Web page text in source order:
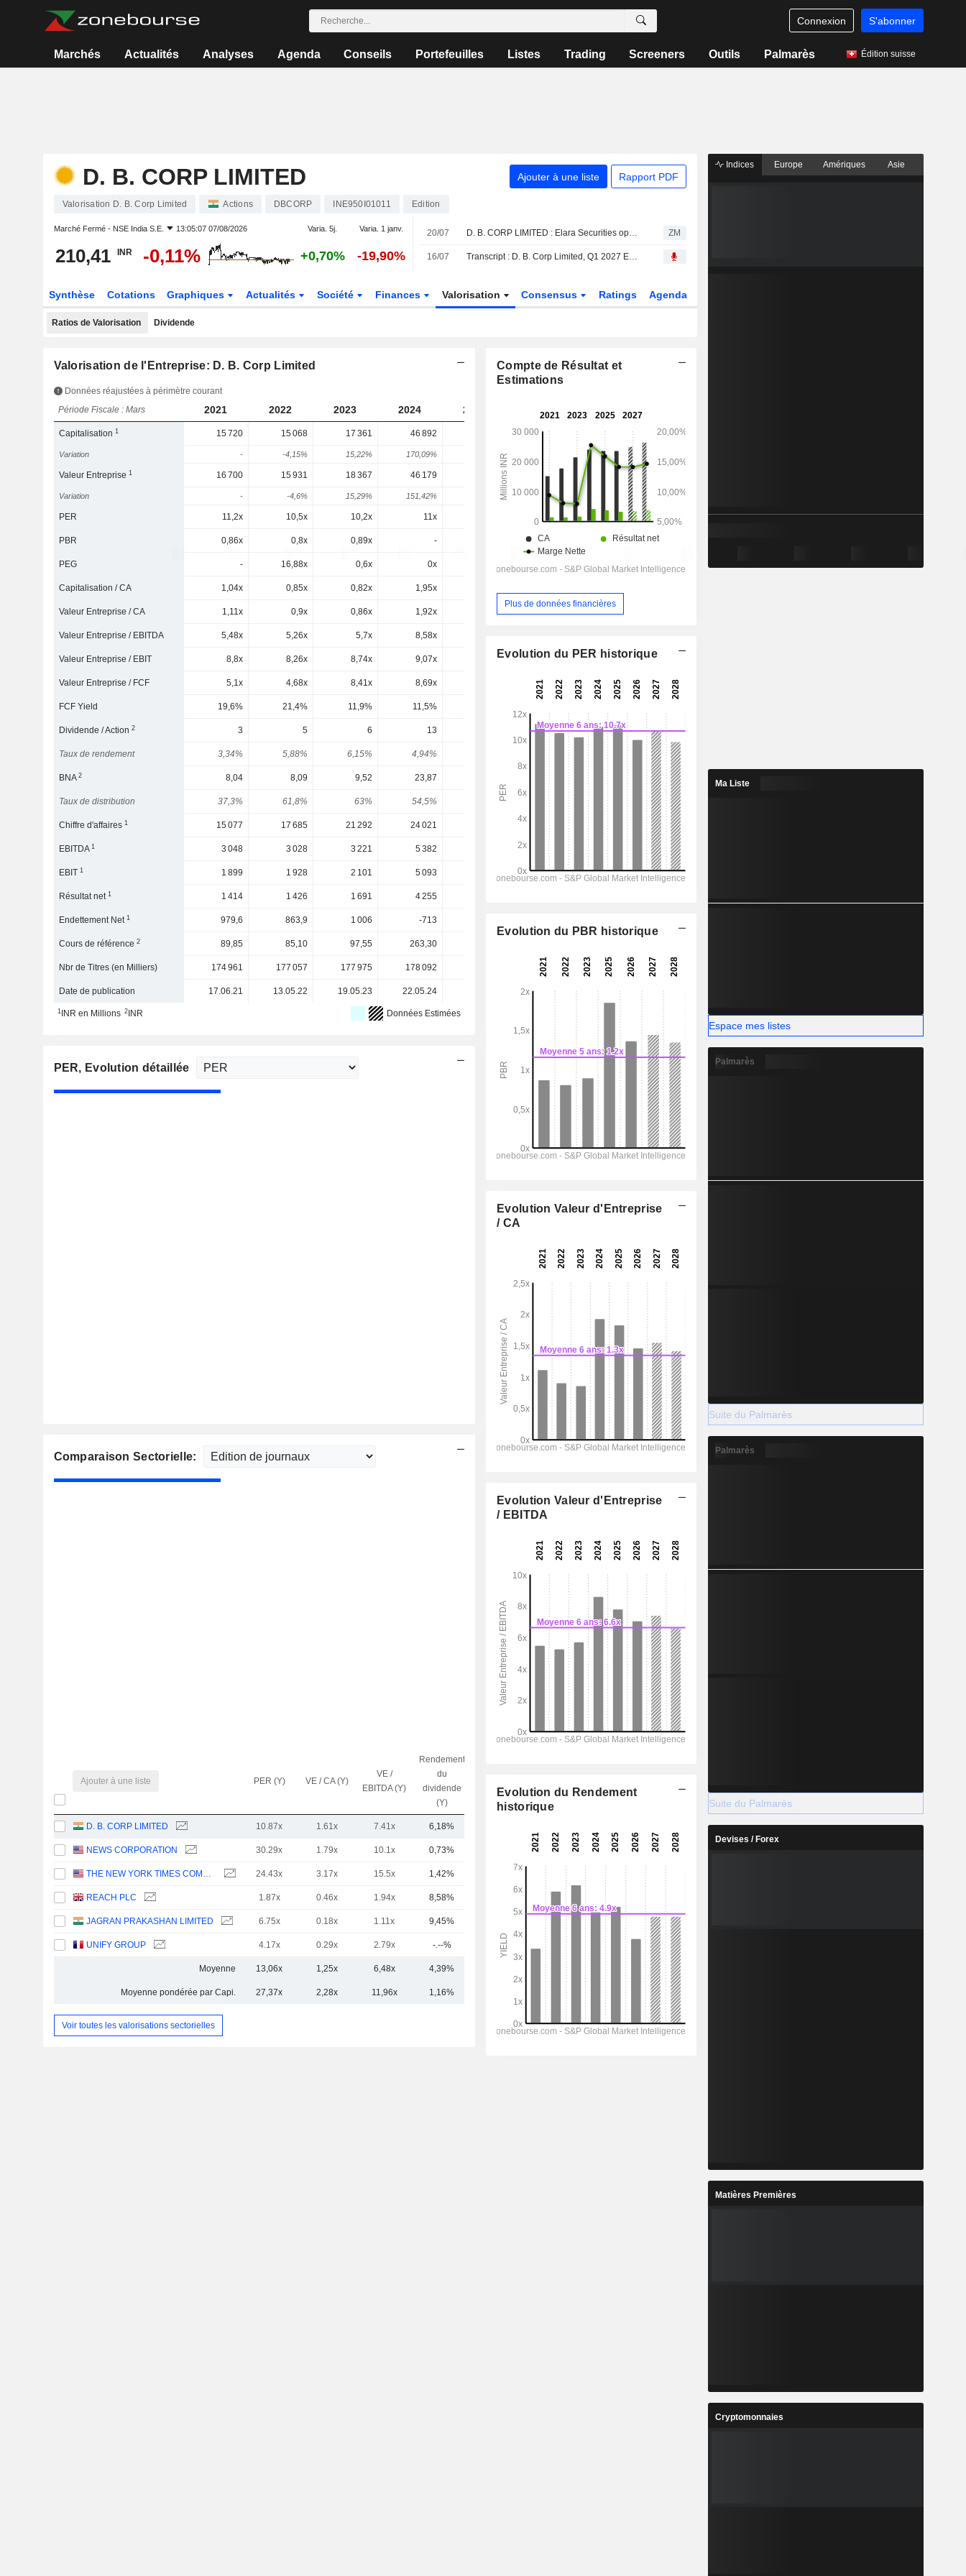
Connexion S'abonner
Marchés Actualités Analyses Agenda Conseils Portefeuilles Listes Trading Screeners Outils Palmarès Édition suisse
D. B. CORP LIMITED Ajouter à une liste Rapport PDF
Valorisation D. B. Corp Limited Actions DBCORP INE950I01011 Edition
Marché Fermé - NSE India S.E. 13:05:07 07/08/2026 Varia. 5j. Varia. 1 janv.
210,41 INR -0,11% +0,70% -19,90%
20/07 D. B. CORP LIMITED : Elara Securities optimiste sur le dossier ZM
16/07 Transcript : D. B. Corp Limited, Q1 2027 Earnings Call, Jul 16, 2026
Synthèse Cotations Graphiques Actualités Société Finances Valorisation Consensus Ratings Agenda
Ratios de Valorisation Dividende
Valorisation de l'Entreprise: D. B. Corp Limited
Données réajustées à périmètre courant
Période Fiscale : Mars
2021 2022 2023 2024 2025 2026 2027
Capitalisation1 15 720 15 068 17 361 46 892 37 505
Variation - -4,15% 15,22% 170,09% -12,07% -9,04% -
Valeur Entreprise1 16 700 15 931 18 367 46 179 34 316 38 409
Variation - -4,6% 15,29% 151,42% -7,99% -19,23% 0,28% -3,97%
PER 11,2x 10,5x 10,2x 11x 9,99x 10,7x 9,81x
PBR 0,86x 0,8x 0,89x - 1,36x 1,44x
PEG - 16,88x 0,6x 0x -0,9x 6,01x
Capitalisation / CA 1,04x 0,85x 0,82x 1,95x
Valeur Entreprise / CA 1,11x 0,9x 0,86x 1,92x 1,82x 1,46x 1,54x
Valeur Entreprise / EBITDA 5,48x 5,26x 5,7x 8,58x
Valeur Entreprise / EBIT 8,8x 8,26x 8,74x 9,07x 9,63x 8,83x 8,39x
Valeur Entreprise / FCF 5,1x 4,68x 8,41x 8,69x 15,4x 29,1x
FCF Yield 19,6% 21,4% 11,9% 11,5%
Dividende / Action2 3 5 6 13 7 10 10
Taux de rendement 3,34% 5,88% 6,15% 4,94% 3,76% 4,75% 4,75%
BNA2 8,04 8,09 9,52 23,87 18,62 19,7 21,45
Taux de distribution 37,3% 61,8% 63% 54,5% 57,7% 37,6% 50,8% 46,6%
Chiffre d'affaires1 15 077 17 685 21 292 24 021 23 555 24 938 26 182
EBITDA1 3 048 3 028 3 221 5 382 4 883 5 210 5 613
EBIT1 1 899 1 928 2 101 5 093 3 885 4 576 4 956
Résultat net1 1 414 1 426 1 691 4 255
Endettement Net1 979,6 863,9 1 006 -713
Cours de référence2 89,85 85,10 97,55 263,30
Nbr de Titres (en Milliers) 174 961 177 057 177 975 178 092 178 246 -
Date de publication 17.06.21 13.05.22 19.05.23 22.05.24 11.05.26
1INR en Millions 2INR Données Estimées
PER, Evolution détaillée
Comparaison Sectorielle:
Ajouter à une liste PER (Y) VE / CA (Y)
VE /
EBITDA (Y)
Rendement
du
dividende
(Y)
D. B. CORP LIMITED 10.87x 1.61x 7.41x 6,18%
NEWS CORPORATION 30.29x 1.79x 10.1x 0,73%
THE NEW YORK TIMES COMPANY 24.43x 3.17x 15.5x 1,42%
REACH PLC 1.87x 0.46x 1.94x 8,58%
JAGRAN PRAKASHAN LIMITED 6.75x 0.18x 1.11x 9,45%
UNIFY GROUP 4.17x 0.29x 2.79x -.--% 121 M
Moyenne 13,06x 1,25x 6,48x 4,39%
Moyenne pondérée par Capi. 27,37x 2,28x 11,96x 1,16%
Voir toutes les valorisations sectorielles
Compte de Résultat et
Estimations
Plus de données financières
Evolution du PER historique
Evolution du PBR historique
Evolution Valeur d'Entreprise
/ CA
Evolution Valeur d'Entreprise
/ EBITDA
Evolution du Rendement
historique
Indices Europe Amériques Asie
Ma Liste
Espace mes listes
Palmarès
Suite du Palmarès
Palmarès
Suite du Palmarès
Devises / Forex
Matières Premières
Cryptomonnaies